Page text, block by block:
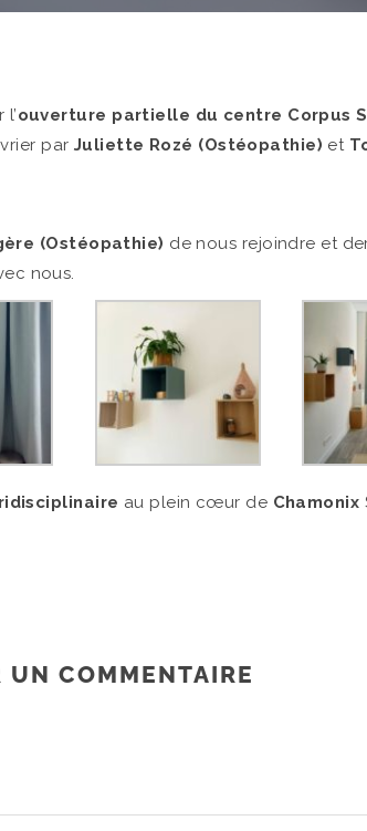
ouverture partielle du centre Corpus
par Juliette Rozé (Ostéopathie) et
(Ostéopathie) de nous rejoindre et
nous.
au plein cœur de Chamonix
UN COMMENTAIRE